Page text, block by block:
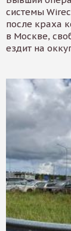
системы
после краха
в Москве,
ездит на